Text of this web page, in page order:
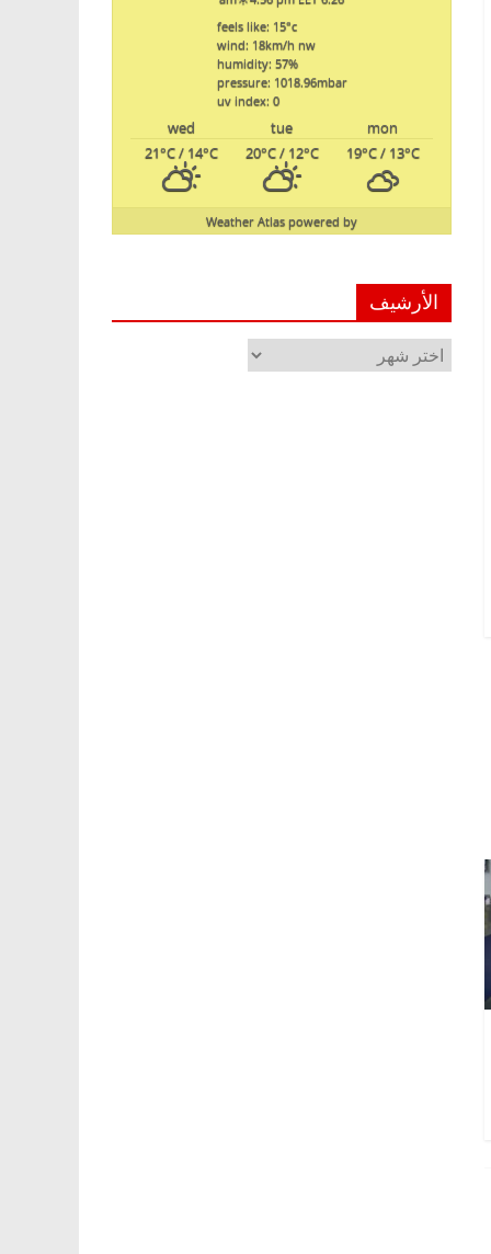
feels like: 15°c
wind: 18km/h nw
humidity: 57%
pressure: 1018.96mbar
uv index: 0
mon
tue
wed
19°C/ 13°C
20°C/ 12°C
21°C/ 14°C
powered by
Weather Atlas
الأرشيف
الأرشيف